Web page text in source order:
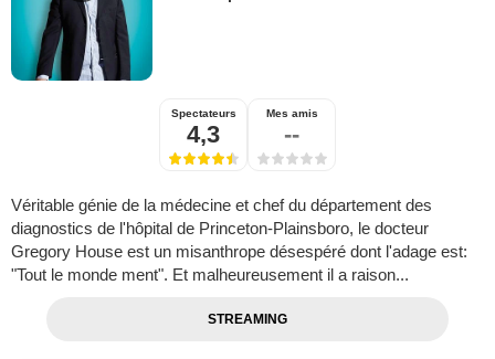
Spectateurs
4,3
Mes amis
--
Véritable génie de la médecine et chef du département des
diagnostics de l'hôpital de Princeton-Plainsboro, le docteur
Gregory House est un misanthrope désespéré dont l'adage est:
"Tout le monde ment". Et malheureusement il a raison...
STREAMING